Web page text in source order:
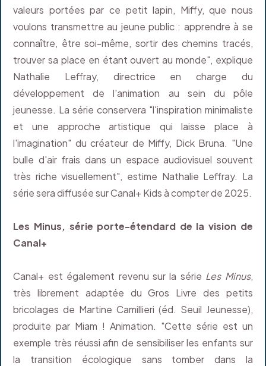
valeurs portées par ce petit lapin, Miffy, que nous
voulons transmettre au jeune public : apprendre à se
connaître, être soi-même, sortir des chemins tracés,
trouver sa place en étant ouvert au monde", explique
Nathalie Leffray, directrice en charge du
développement de l'animation au sein du pôle
jeunesse. La série conservera "l'inspiration minimaliste
et une approche artistique qui laisse place à
l'imagination" du créateur de Miffy, Dick Bruna. "Une
bulle d'air frais dans un espace audiovisuel souvent
très riche visuellement", estime Nathalie Leffray. La
série sera diffusée sur Canal+ Kids à compter de 2025.
Les Minus, série porte-étendard de la vision de
Canal+
Canal+ est également revenu sur la série Les Minus,
très librement adaptée du Gros Livre des petits
bricolages de Martine Camillieri (éd. Seuil Jeunesse),
produite par Miam ! Animation. "Cette série est un
exemple très réussi afin de sensibiliser les enfants sur
la transition écologique sans tomber dans la